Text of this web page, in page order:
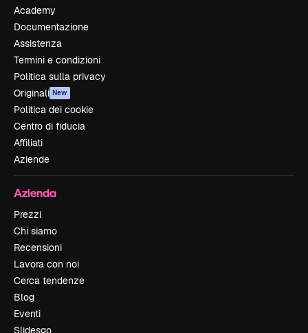
Academy
Documentazione
Assistenza
Termini e condizioni
Politica sulla privacy
Originali New
Politica dei cookie
Centro di fiducia
Affiliati
Aziende
Azienda
Prezzi
Chi siamo
Recensioni
Lavora con noi
Cerca tendenze
Blog
Eventi
Slidesgo